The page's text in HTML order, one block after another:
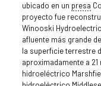
ubicado en un presa
proyecto fue
Winooski
afluente más grande
la superficie terrestre
aproximadamente a
hidroeléctrico